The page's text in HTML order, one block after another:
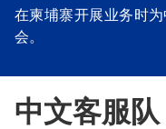
在柬埔寨开展业务时
会。
中文客服队